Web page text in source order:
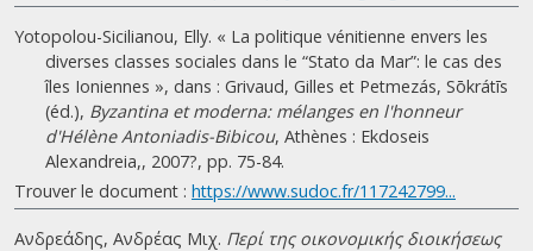
Yotopolou-Sicilianou, Elly. « La politique vénitienne envers les
diverses classes sociales dans le “Stato da Mar”: le cas des
îles Ioniennes », dans : Grivaud, Gilles et Petmezás, Sōkrátīs
(éd.), Byzantina et moderna: mélanges en l'honneur
d'Hélène Antoniadis-Bibicou, Athènes : Ekdoseis
Alexandreia,, 2007?, pp. 75-84.
Trouver le document : https://www.sudoc.fr/117242799...
Ανδρεάδης, Ανδρέας Μιχ. Περί της οικονομικής διοικήσεως